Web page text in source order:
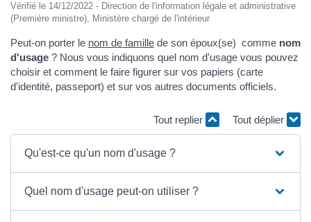
Vérifié le 14/12/2022 - Direction de l'information légale et administrative
(Première ministre), Ministère chargé de l'intérieur
Peut-on porter le nom de famille de son époux(se) comme nom
d'usage ? Nous vous indiquons quel nom d'usage vous pouvez
choisir et comment le faire figurer sur vos papiers (carte
d'identité, passeport) et sur vos autres documents officiels.
Tout replier Tout déplier
Qu'est-ce qu'un nom d'usage ?
Quel nom d'usage peut-on utiliser ?